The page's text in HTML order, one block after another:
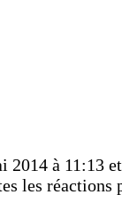
à 11:13
les